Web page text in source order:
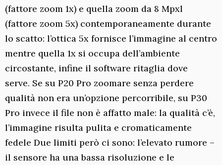
(fattore zoom 1x) e quella zoom da 8 Mpxl
(fattore zoom 5x) contemporaneamente durante
lo scatto: l’ottica 5x fornisce l’immagine al centro
mentre quella 1x si occupa dell’ambiente
circostante, infine il software ritaglia dove
serve. Se su P20 Pro zoomare senza perdere
qualità non era un’opzione percorribile, su P30
Pro invece il file non è affatto male: la qualità c’è,
l’immagine risulta pulita e cromaticamente
fedele Due limiti però ci sono: l’elevato rumore –
il sensore ha una bassa risoluzione e le